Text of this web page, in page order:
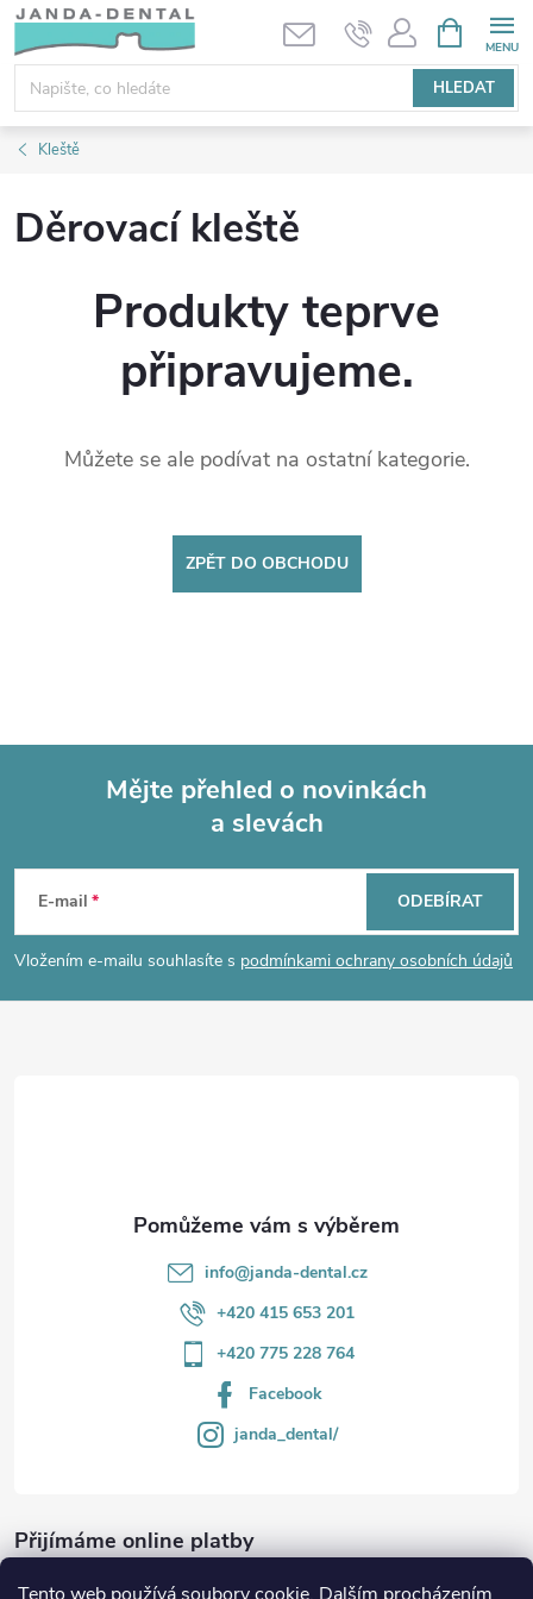
Přejít
obsah
HLEDAT
NÁKUPNÍ
KOŠÍK
Kleště
Děrovací kleště
Produkty teprve
připravujeme.
Můžete se ale podívat na ostatní kategorie.
ZPĚT DO OBCHODU
p
Mějte přehled o novinkách
a slevách
E-mail
Vložením e-mailu souhlasíte s podmínkami ochrany osobních údajů
ODEBÍRAT
info@janda-dental.cz
+420 415 653 201
+420 775 228 764
Facebook
janda_dental/
Přijímáme online platby